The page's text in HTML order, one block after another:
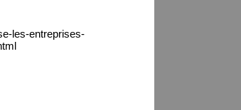
les-entreprises-